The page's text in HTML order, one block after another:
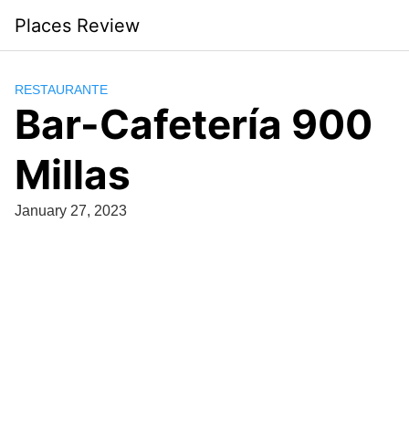
content
Places Review
RESTAURANTE
Bar-Cafetería 900
Millas
January 27, 2023